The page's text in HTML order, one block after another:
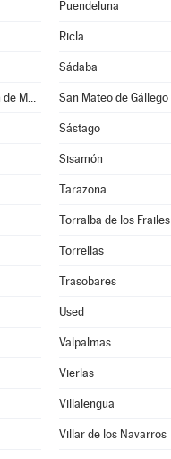
Puendeluna
Ricla
Sádaba
San Martín de la Virgen de Moncayo San Mateo de Gállego
Sástago
Sisamón
Tarazona
Torralba de los Frailes
Torrellas
Trasobares
Used
Valpalmas
Vierlas
Villalengua
Villar de los Navarros